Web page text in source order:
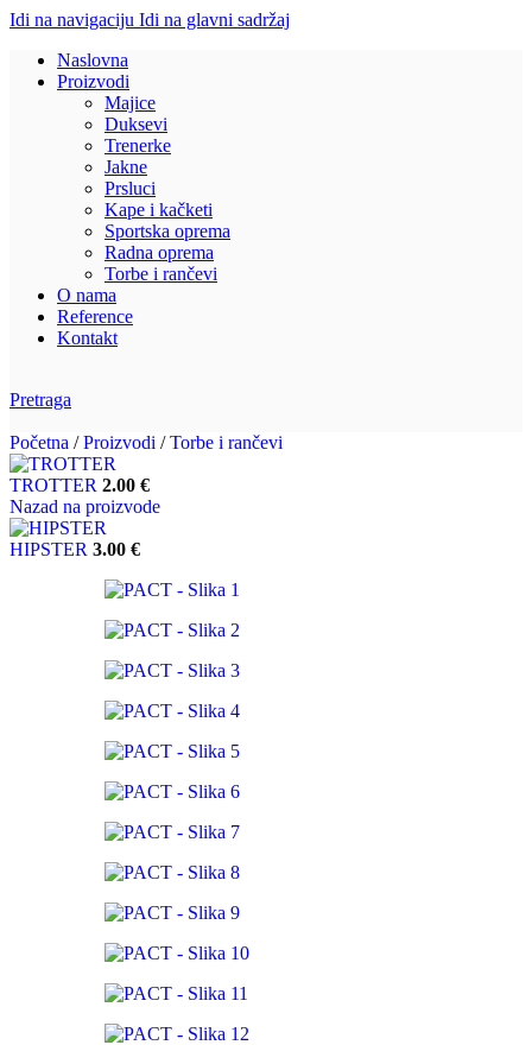
Idi na navigaciju Idi na glavni sadržaj
Naslovna
Proizvodi
Majice
Duksevi
Trenerke
Jakne
Prsluci
Kape i kačketi
Sportska oprema
Radna oprema
Torbe i rančevi
O nama
Reference
Kontakt
Pretraga
Početna / Proizvodi / Torbe i rančevi
TROTTER 2.00 €
Nazad na proizvode
HIPSTER 3.00 €